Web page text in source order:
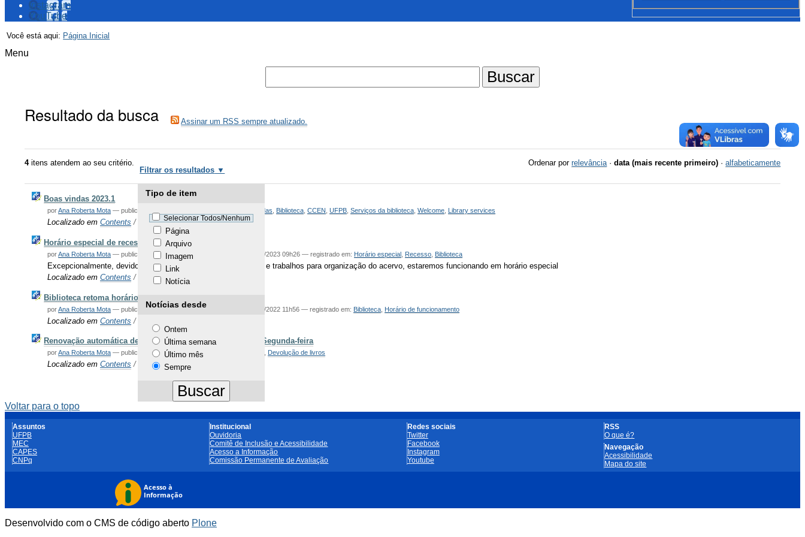
Instagram
YouTube
Você está aqui: Página Inicial
Menu
Resultado da busca Assinar um RSS sempre atualizado.
4itens atendem ao seu critério.
Filtrar os resultados
Tipo de item
Selecionar Todos/Nenhum
Página
Arquivo
Imagem
Link
Notícia
Notícias desde
Ontem
Última semana
Último mês
Sempre
Ordenar por relevância · data (mais recente primeiro) · alfabeticamente
Boas vindas 2023.1
porAna Roberta Mota —publicado Boas vindas Biblioteca ,CCEN ,UFPB ,Serviços da biblioteca ,Welcome Library services
Localizado em Contents / Notícias
Horário especial de recesso
porAna Roberta Mota —publicado 21/12/2022— 17/04/2023 09h26— registrado em: Horário especial Recesso Biblioteca
Excepcionalmente, devido à férias de servidores da Biblioteca e trabalhos para organização do acervo, estaremos funcionando em horário especial
Localizado em Contents / Notícias
Biblioteca retoma horário normal de funcionamento
porAna Roberta Mota —publicado 23/03/2022—última modificação 26/05/2022 11h56— registrado em: Biblioteca Horário de funcionamento
Localizado em Contents /
Renovação automática de livros se encerrarão na próxima Segunda-feira
porAna Roberta Mota —publicado 17/03/2022— registrado em: , Devolução de livros
Localizado em Contents / Notícias
Voltar para o topo
Assuntos
UFPB
MEC
CAPES
CNPq
Institucional
Ouvidoria
Comitê de Inclusão e Acessibilidade
Acesso a Informação
Comissão Permanente de Avaliação
Redes sociais
Twitter
Facebook
Instagram
Youtube
RSS
O que é?
Navegação
Acessibilidade
Mapa do site
Desenvolvido com o CMS de código aberto Plone